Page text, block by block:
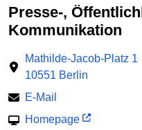
Presse-, Öffentlichkeitsarbeit & Digitale
Kommunikation
Mathilde-Jacob-Platz 1
10551 Berlin
E-Mail
Homepage